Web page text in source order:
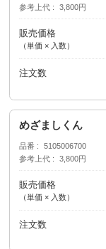
参考上代
3,800円
販売価格
（単価 × 入数）
注文数
めざましくん
品番
5105006700
参考上代
3,800円
販売価格
（単価 × 入数）
注文数